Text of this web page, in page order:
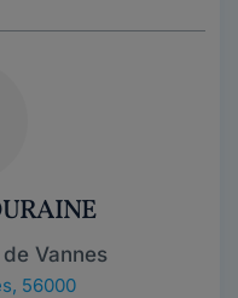
Vannes
56000